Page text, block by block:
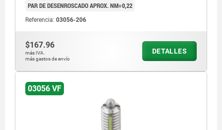
PAR DE DESENROSCADO APROX. NM=0,22
Referencia: 03056-206
$167.96
más IVA.
más gastos de envío
DETALLES
03056 VF